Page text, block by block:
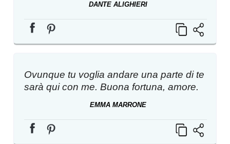
DANTE ALIGHIERI
Ovunque tu voglia andare una parte di te
sarà qui con me. Buona fortuna, amore.
EMMA MARRONE